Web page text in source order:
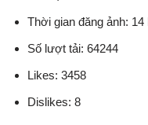
Thời gian đăng ảnh: 14
Số lượt tải: 64244
Likes: 3458
Dislikes: 8